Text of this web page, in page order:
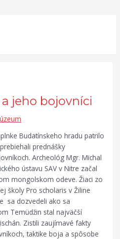
jeho bojovníci
Budatínskeho hradu patrilo
prednášky
Archeológ Mgr. Michal
ústavu SAV v Nitre začal
mongolskom odeve. Žiaci zo
školy Pro scholaris v Žiline
sa dozvedeli ako sa
Temüdžin stal najväčší
Zistili zaujímavé fakty
taktike boja a spôsobe